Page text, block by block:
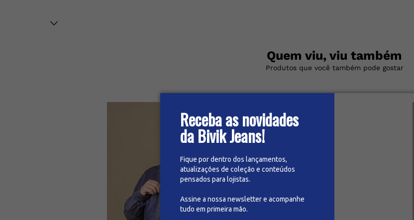
Receba as novidades
da Bivik Jeans!
Fique por dentro dos lançamentos,
atualizações de coleção e conteúdos
pensados para lojistas.
Assine a nossa newsletter e acompanhe
tudo em primeira mão.
Quem viu, viu também
Produtos que você também pode gostar